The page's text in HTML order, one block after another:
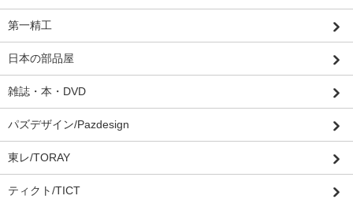
第一精工
日本の部品屋
雑誌・本・DVD
パズデザイン/Pazdesign
東レ/TORAY
ティクト/TICT